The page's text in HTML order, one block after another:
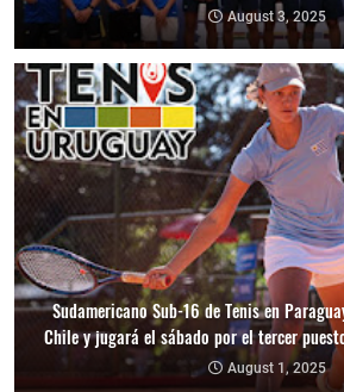
August 3, 2025
Sudamericano Sub-16 de Tenis en
Chile y jugará el sábado por el tercer
August 1, 2025